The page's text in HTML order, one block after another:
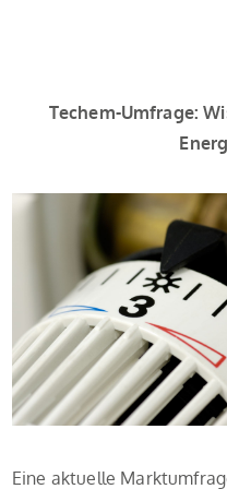
Techem-Umfrage:
Eine aktuelle